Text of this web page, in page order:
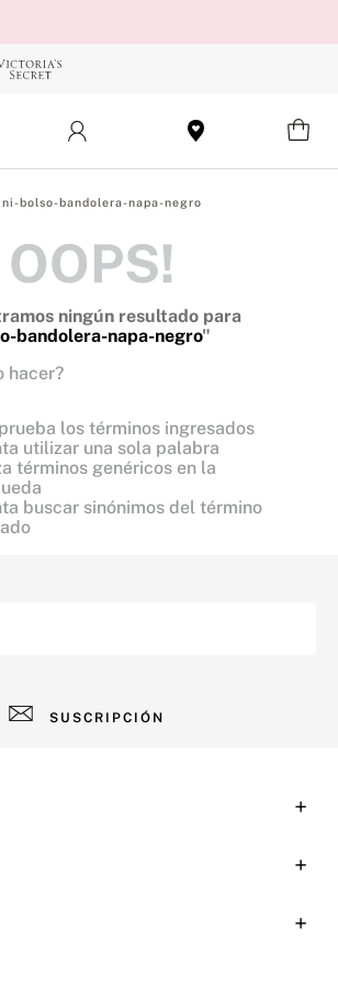
bolso-bandolera-napa-negro
OOPS!
ningún resultado para
bandolera-napa-negro"
hacer?
los términos ingresados
utilizar una sola palabra
términos genéricos en la
buscar sinónimos del término
SUSCRIPCIÓN
+
+
+